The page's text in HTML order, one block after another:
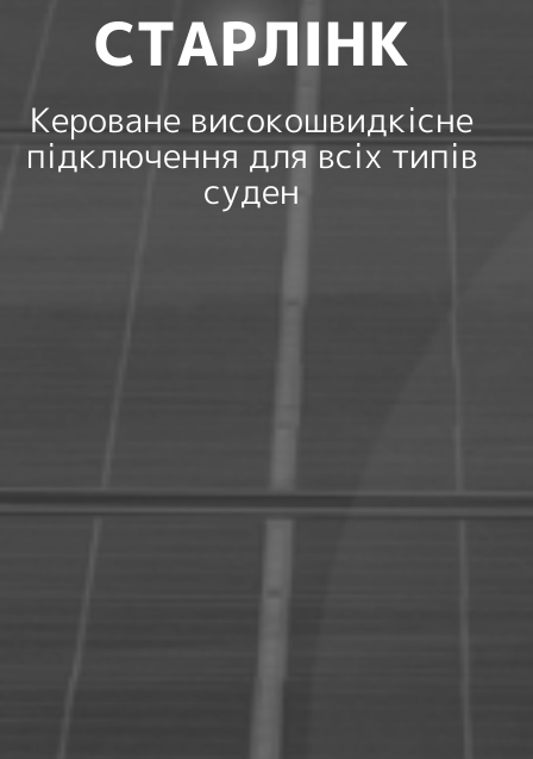
СТАРЛІНК
Кероване високошвидкісне
підключення для всіх типів
суден